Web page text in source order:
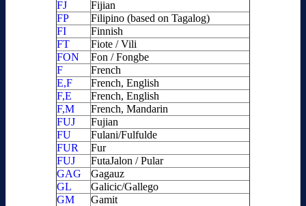
FJ
Fijian
FP
Filipino (based on Tagalog)
FI
Finnish
FT
Fiote / Vili
FON
Fon / Fongbe
F
French
E,F
French, English
F,E
French, English
F,M
French, Mandarin
FUJ
Fujian
FU
Fulani/Fulfulde
FUR
Fur
FUJ
FutaJalon / Pular
GAG
Gagauz
GL
Galicic/Gallego
GM
Gamit